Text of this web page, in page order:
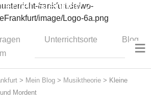
Stephan Zitzmann
Unterrichtsorte
Blog≡
> Mein Blog > Musiktheorie > Kleine
Mordent